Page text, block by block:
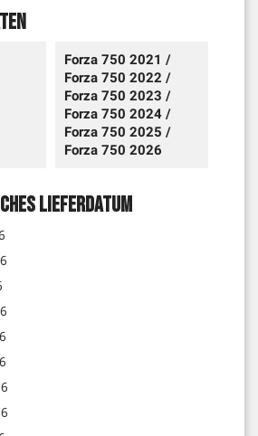
Forza 750 2021 /
Forza 750 2022 /
Forza 750 2023 /
Forza 750 2024 /
Forza 750 2025 /
Forza 750 2026
Lieferdatum